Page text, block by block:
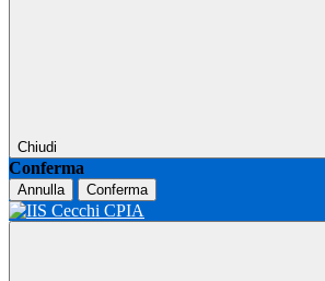
Chiudi
Conferma
Annulla Conferma